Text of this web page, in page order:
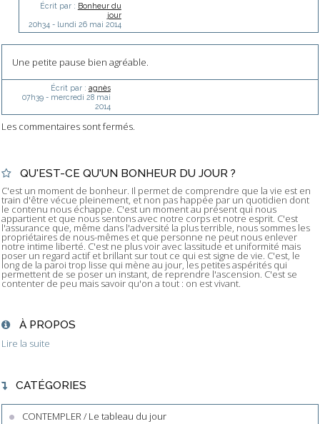
Écrit par : Bonheur du
jour
20h34 - lundi 26 mai 2014
Une petite pause bien agréable.
Écrit par : agnès
07h39- mercredi 28 mai
2014
Les commentaires sont fermés.
QU'EST-CE QU'UN BONHEUR DU JOUR ?
C'est un moment de bonheur. Il permet de comprendre que la vie est en
train d'être vécue pleinement, et non pas happée par un quotidien dont
le contenu nous échappe. C'est un moment au présent qui nous
appartient et que nous sentons avec notre corps et notre esprit. C'est
l'assurance que, même dans l'adversité la plus terrible, nous sommes les
propriétaires de nous-mêmes et que personne ne peut nous enlever
notre intime liberté. C'est ne plus voir avec lassitude et uniformité mais
poser un regard actif et brillant sur tout ce qui est signe de vie. C'est, le
long de la paroi trop lisse qui mène au jour, les petites aspérités qui
permettent de se poser un instant, de reprendre l'ascension. C'est se
contenter de peu mais savoir qu'on a tout : on est vivant.
À PROPOS
Lire la suite
CATÉGORIES
CONTEMPLER / Le tableau du jour